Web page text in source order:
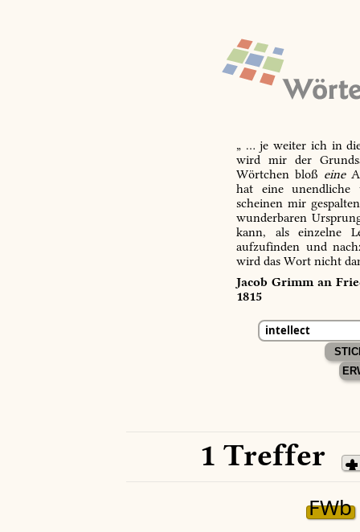
„ … je weiter ich in
wird mir der
Wörtchen bloß eine
hat eine unendliche
scheinen mir
wunderbaren
kann, als einzelne
aufzufinden und
wird das Wort nicht
Jacob Grimm an
1815
1 Treffer
FWb